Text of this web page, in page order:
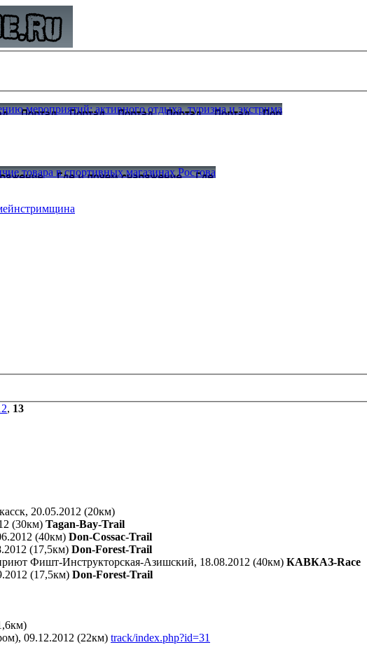
мероприятий: активного отдыха, туризма и экстрима
товара в спортивных магазинах Ростова
, 13
20.05.2012 (20км)
(30км) Tagan-Bay-Trail
(40км) Don-Cossac-Trail
(17,5км) Don-Forest-Trail
Фишт-Инструкторская-Азишский, 18.08.2012 (40км) КАВКАЗ-Race
(17,5км) Don-Forest-Trail
09.12.2012 (22км) track/index.php?id=31